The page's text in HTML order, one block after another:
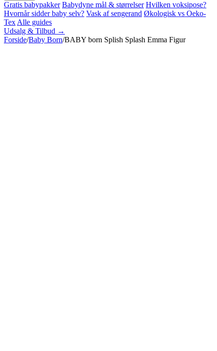
Gratis babypakker Babydyne mål & størrelser Hvilken voksipose?
Hvornår sidder baby selv? Vask af sengerand Økologisk vs Oeko-
Tex Alle guides
Udsalg & Tilbud →
Forside/Baby Born/BABY born Splish Splash Emma Figur